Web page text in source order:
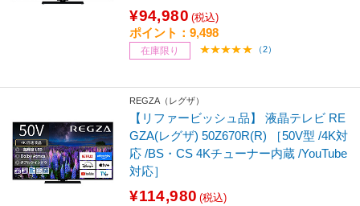
¥94,980 (税込)
ポイント：9,498
在庫限り （2）
REGZA（レグザ）
【リファービッシュ品】 液晶テレビ RE
GZA(レグザ) 50Z670R(R) ［50V型 /4K対
応 /BS・CS 4Kチューナー内蔵 /YouTube
対応］
¥114,980 (税込)